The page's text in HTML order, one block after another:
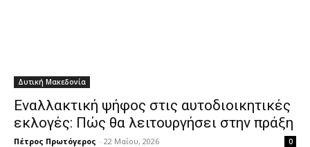
Δυτική Μακεδονία
Εναλλακτική ψήφος στις αυτοδιοικητικές
εκλογές: Πώς θα λειτουργήσει στην πράξη
Πέτρος Πρωτόγερος - 22 Μαΐου, 2026 0